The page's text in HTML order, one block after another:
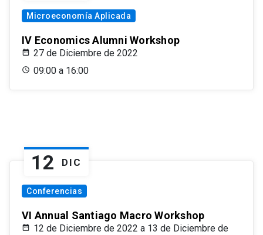
Microeconomía Aplicada
IV Economics Alumni Workshop
27 de Diciembre de 2022
09:00 a 16:00
12 DIC
Conferencias
VI Annual Santiago Macro Workshop
12 de Diciembre de 2022 a 13 de Diciembre de